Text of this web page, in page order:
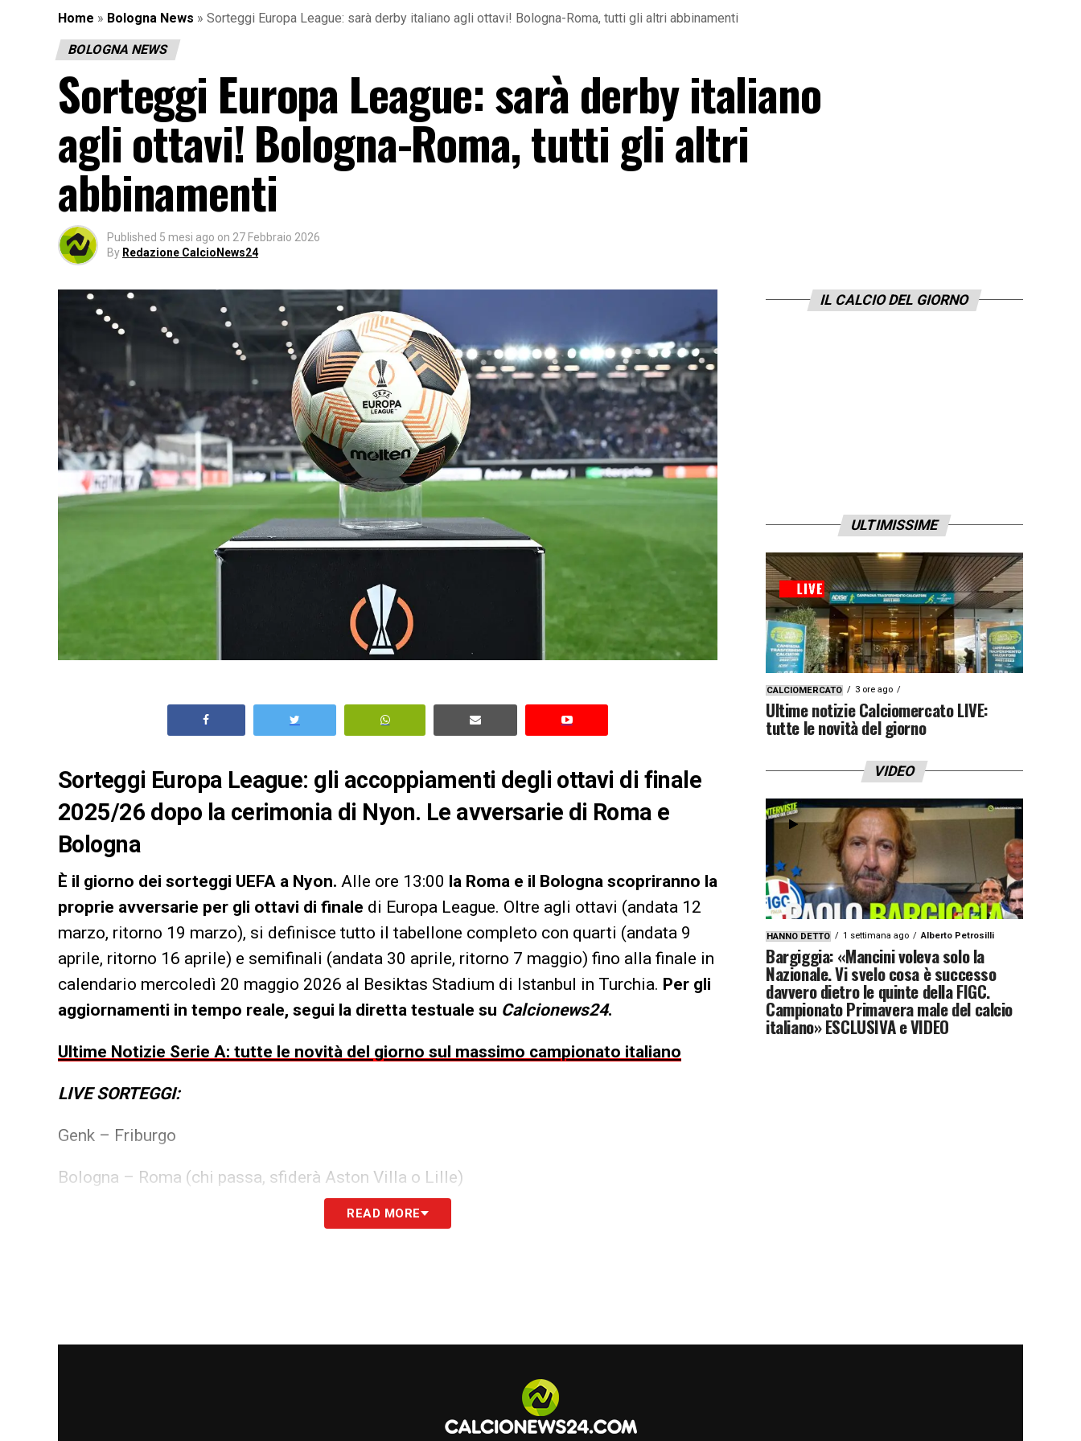
Home » Bologna News » Sorteggi Europa League: sarà derby italiano agli ottavi! Bologna-Roma, tutti gli altri abbinamenti
BOLOGNA NEWS
Sorteggi Europa League: sarà derby italiano
agli ottavi! Bologna-Roma, tutti gli altri
abbinamenti
Published 5 mesi ago on 27 Febbraio 2026
By Redazione CalcioNews24
Sorteggi Europa League: gli accoppiamenti degli ottavi di finale
2025/26 dopo la cerimonia di Nyon. Le avversarie di Roma e
Bologna
È il giorno dei sorteggi UEFA a Nyon. Alle ore 13:00 la Roma e il Bologna scopriranno la
proprie avversarie per gli ottavi di finale di Europa League. Oltre agli ottavi (andata 12
marzo, ritorno 19 marzo), si definisce tutto il tabellone completo con quarti (andata 9
aprile, ritorno 16 aprile) e semifinali (andata 30 aprile, ritorno 7 maggio) fino alla finale in
calendario mercoledì 20 maggio 2026 al Besiktas Stadium di Istanbul in Turchia. Per gli
aggiornamenti in tempo reale, segui la diretta testuale su Calcionews24.
Ultime Notizie Serie A: tutte le novità del giorno sul massimo campionato italiano
LIVE SORTEGGI:
Genk – Friburgo
Bologna – Roma (chi passa, sfiderà Aston Villa o Lille)
Nottingham Forest – Midtjylland
READ MORE
IL CALCIO DEL GIORNO
ULTIMISSIME
CALCIOMERCATO 3 ore ago
Ultime notizie Calciomercato LIVE:
tutte le novità del giorno
VIDEO
HANNO DETTO 1 settimana ago Alberto Petrosilli
Bargiggia: «Mancini voleva solo la
Nazionale. Vi svelo cosa è successo
davvero dietro le quinte della FIGC.
Campionato Primavera male del calcio
italiano» ESCLUSIVA e VIDEO